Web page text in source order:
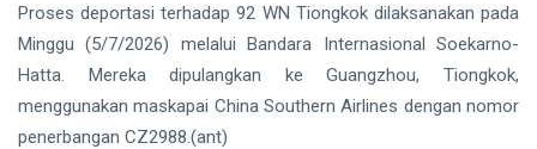
Proses deportasi terhadap 92 WN Tiongkok dilaksanakan pada
Minggu (5/7/2026) melalui Bandara Internasional Soekarno-
Hatta. Mereka dipulangkan ke Guangzhou, Tiongkok,
menggunakan maskapai China Southern Airlines dengan nomor
penerbangan CZ2988.(ant)